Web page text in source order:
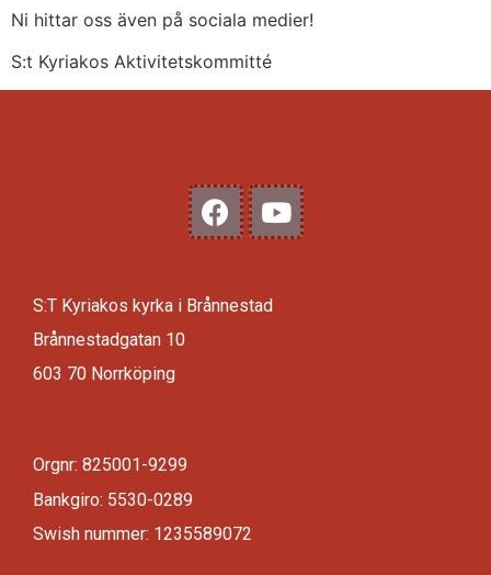
Ni hittar oss även på sociala medier!
S:t Kyriakos Aktivitetskommitté
S:T Kyriakos kyrka i Brånnestad
Brånnestadgatan 10
603 70 Norrköping
Orgnr: 825001-9299
Bankgiro: 5530-0289
Swish nummer: 1235589072